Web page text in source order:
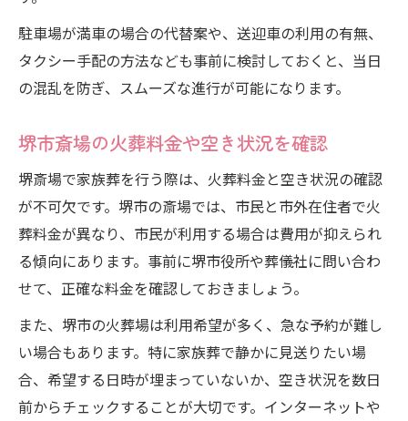
駐車場が満車の場合の代替案や、送迎車の利用の有無、
タクシー手配の方法なども事前に検討しておくと、当日
の混乱を防ぎ、スムーズな進行が可能になります。
堺市斎場の火葬料金や空き状況を確認
堺斎場で家族葬を行う際は、火葬料金と空き状況の確認
が不可欠です。堺市の斎場では、市民と市外在住者で火
葬料金が異なり、市民が利用する場合は費用が抑えられ
る傾向にあります。事前に堺市役所や葬儀社に問い合わ
せて、正確な料金を確認しておきましょう。
また、堺市の火葬場は利用希望が多く、急な予約が難し
い場合もあります。特に家族葬で静かに見送りたい場
合、希望する日時が埋まっていないか、空き状況を数日
前からチェックすることが大切です。インターネットや